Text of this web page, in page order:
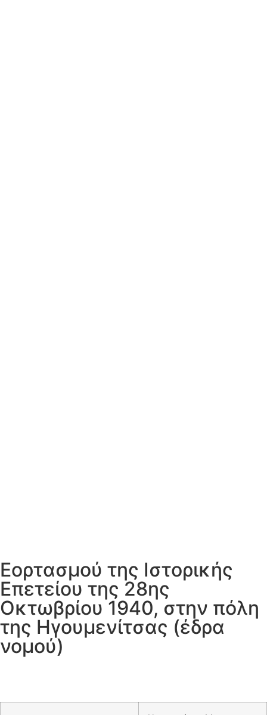
Εορτασμού της Ιστορικής
Επετείου της 28ης
Οκτωβρίου 1940, στην πόλη
της Ηγουμενίτσας (έδρα
νομού)